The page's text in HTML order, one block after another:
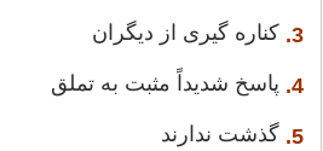
3. کناره گیری از دیگران
4. پاسخ شدیداً مثبت به تملق
5. گذشت ندارند